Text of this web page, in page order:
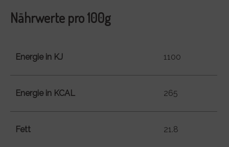
Nährwerte pro 100g
Energie in KJ 1100
Energie in KCAL 265
Fett 21.8